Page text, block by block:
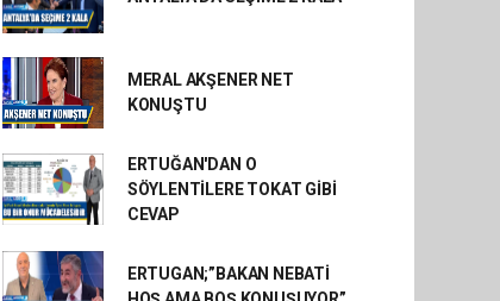
MERAL AKŞENER NET
KONUŞTU
ERTUĞAN'DAN O
SÖYLENTİLERE TOKAT GİBİ
CEVAP
ERTUGAN;”BAKAN NEBATİ